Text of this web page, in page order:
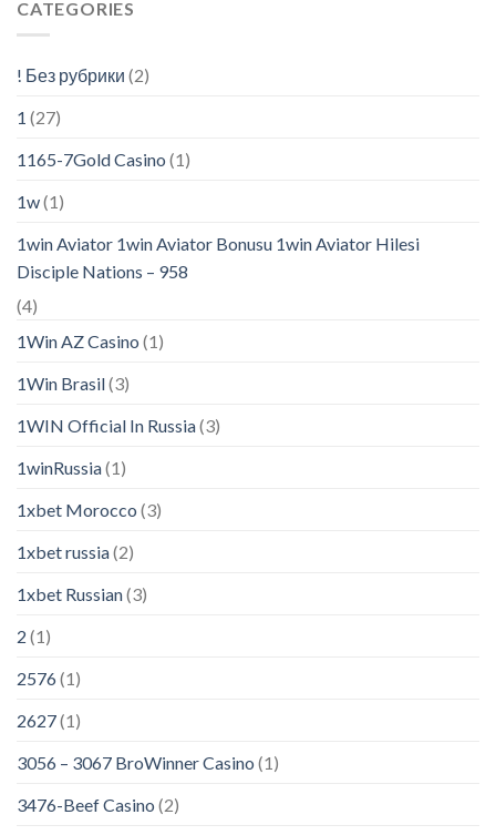
CATEGORIES
! Без рубрики (2)
1 (27)
1165-7Gold Casino (1)
1w(1)
1win Aviator 1win Aviator Bonusu 1win Aviator Hilesi
Disciple Nations – 958
(4)
1Win AZ Casino (1)
1Win Brasil(3)
1WIN Official In Russia(3)
1winRussia(1)
1xbet Morocco (3)
1xbet russia(2)
1xbet Russian(3)
2 (1)
2576(1)
2627(1)
3056 – 3067 BroWinner Casino (1)
3476-Beef Casino (2)